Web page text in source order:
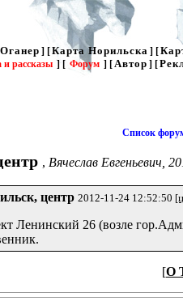
Оганер ] [Карта Норильска ] [
рассказы ] [ Форум ] [Автор ] [
Список
, Вячеслав Евгеньевич,
центр 2012-11-24 12:52:50
Ленинский 26 (возле
[О